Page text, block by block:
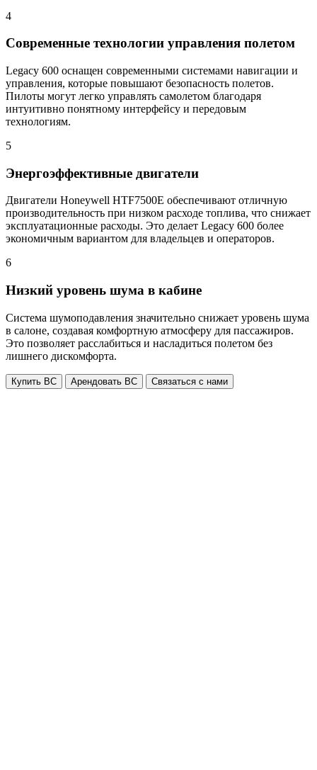
4
Современные технологии управления полетом
Legacy 600 оснащен современными системами навигации и
управления, которые повышают безопасность полетов.
Пилоты могут легко управлять самолетом благодаря
интуитивно понятному интерфейсу и передовым
технологиям.
5
Энергоэффективные двигатели
Двигатели Honeywell HTF7500E обеспечивают отличную
производительность при низком расходе топлива, что снижает
эксплуатационные расходы. Это делает Legacy 600 более
экономичным вариантом для владельцев и операторов.
6
Низкий уровень шума в кабине
Система шумоподавления значительно снижает уровень шума
в салоне, создавая комфортную атмосферу для пассажиров.
Это позволяет расслабиться и насладиться полетом без
лишнего дискомфорта.
Купить ВС Арендовать ВС Связаться с нами